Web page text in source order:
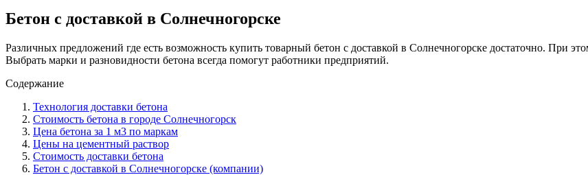
Бетон с доставкой в Солнечногорске
Различных предложений где есть возможность купить товарный бетон с доставкой в Солнечногорске достаточно. При
Выбрать марки и разновидности бетона всегда помогут работники предприятий.
Содержание
Технология доставки бетона
Стоимость бетона в городе Солнечногорск
Цена бетона за 1 м3 по маркам
Цены на цементный раствор
Стоимость доставки бетона
Бетон с доставкой в Солнечногорске (компании)